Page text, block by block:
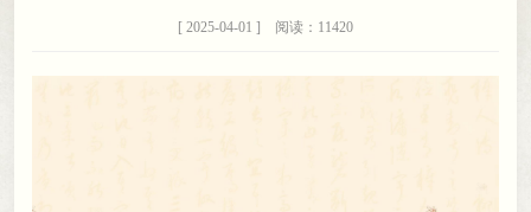
[ 2025-04-01 ] 阅读：11420